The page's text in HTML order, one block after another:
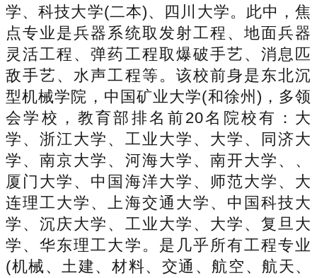
学、科技大学(二本)、四川大学。此中，焦
点专业是兵器系统取发射工程、地面兵器
灵活工程、弹药工程取爆破手艺、消息匹
敌手艺、水声工程等。该校前身是东北沉
型机械学院，中国矿业大学(和徐州)，多领
会学校，教育部排名前20名院校有：大
学、浙江大学、工业大学、大学、同济大
学、南京大学、河海大学、南开大学、、
厦门大学、中国海洋大学、师范大学、大
连理工大学、上海交通大学、中国科技大
学、沉庆大学、工业大学、大学、复旦大
学、华东理工大学。是几乎所有工程专业
(机械、土建、材料、交通、航空、航天、